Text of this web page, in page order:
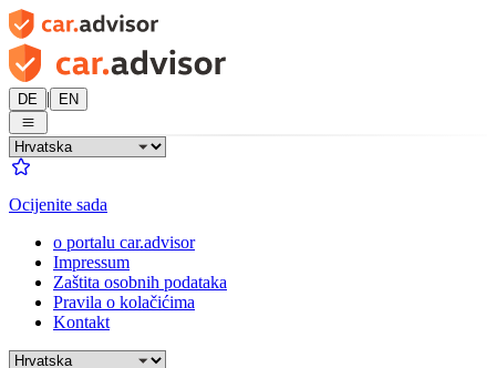
DE | EN
Ocijenite sada
o portalu car.advisor
Impressum
Zaštita osobnih podataka
Pravila o kolačićima
Kontakt